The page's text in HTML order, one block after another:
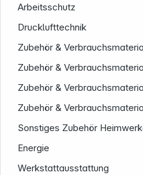
Arbeitsschutz
Drucklufttechnik
Zubehör &
Zubehör &
Zubehör &
Zubehör &
Sonstiges Zubehör
Energie
Werkstattausstattung